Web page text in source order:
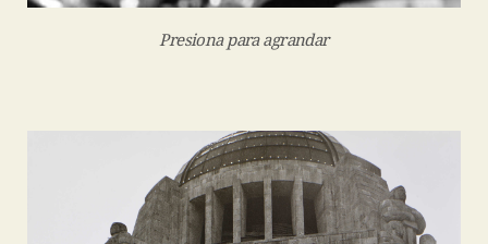
Presiona para agrandar